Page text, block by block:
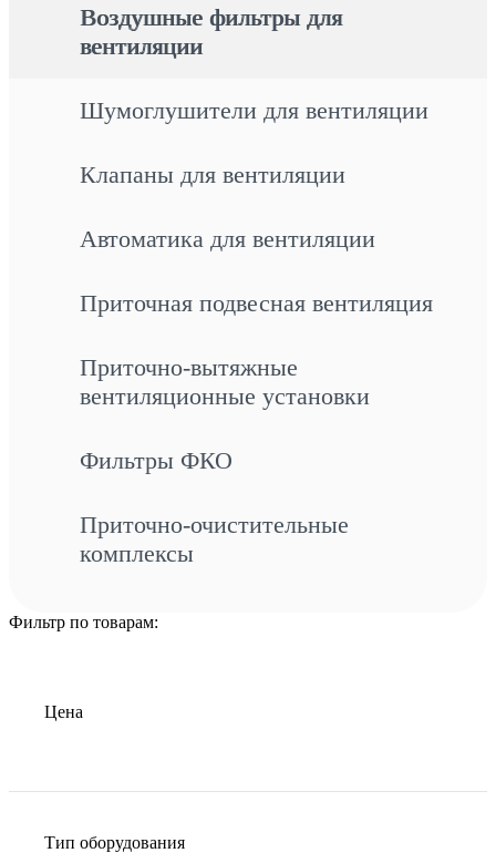
Воздушные фильтры для
вентиляции
Шумоглушители для вентиляции
Клапаны для вентиляции
Автоматика для вентиляции
Приточная подвесная вентиляция
Приточно-вытяжные
вентиляционные установки
Фильтры ФКО
Приточно-очистительные
комплексы
Фильтр по товарам:
Цена
Тип оборудования